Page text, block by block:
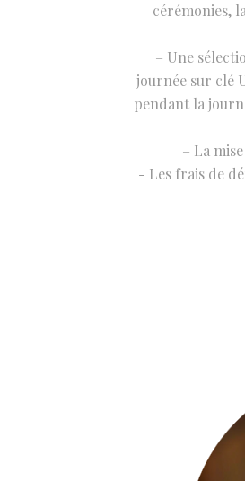
cérémonies,
– Une
journée sur clé
pendant la
– La
- Les frais de